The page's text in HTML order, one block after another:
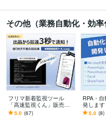
その他（業務自動化・効
フリマ新着監視ツール
「高速監視くん」販売し
ます 価格やキーワードに
5.0 (67)
RPA・
発します
らお任せ
5.0 (8)